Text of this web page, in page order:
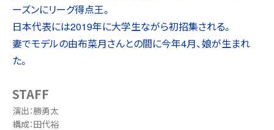
ーズンにリーグ得点王。
日本代表には2019年に大学生ながら初招集される。
妻でモデルの由布菜月さんとの間に今年4月、娘が生まれ
た。
STAFF
演出：勝勇太
構成：田代裕